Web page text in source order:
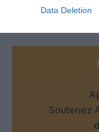
Data Deletion
Soutenez